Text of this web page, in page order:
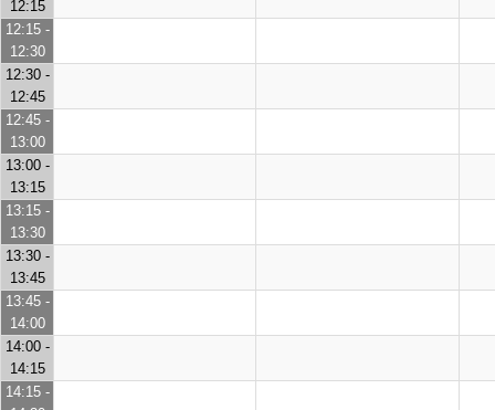
12:15
12:15 -
12:30
12:30 -
12:45
12:45 -
13:00
13:00 -
13:15
13:15 -
13:30
13:30 -
13:45
13:45 -
14:00
14:00 -
14:15
14:15 -